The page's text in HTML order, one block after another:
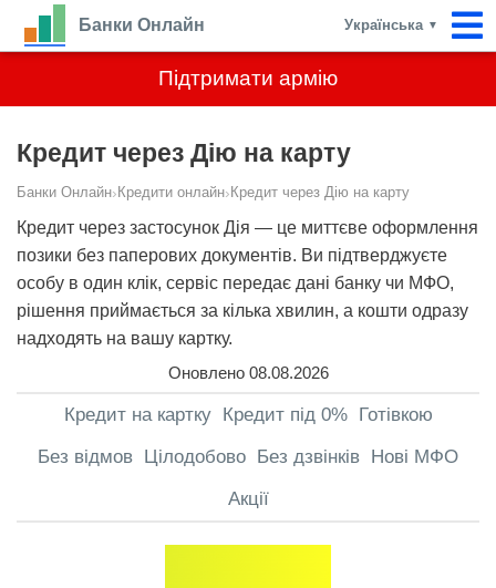
Підтримати армію
Банки Онлайн Українська ▼
Кредит через Дію на карту
Банки Онлайн› Кредити онлайн› Кредит через Дію на карту
Кредит через застосунок Дія — це миттєве оформлення
позики без паперових документів. Ви підтверджуєте
особу в один клік, сервіс передає дані банку чи МФО,
рішення приймається за кілька хвилин, а кошти одразу
надходять на вашу картку.
Оновлено 08.08.2026
Кредит на картку Кредит під 0%
Готівкою
Без відмов Цілодобово Без дзвінків Нові МФО
Акції